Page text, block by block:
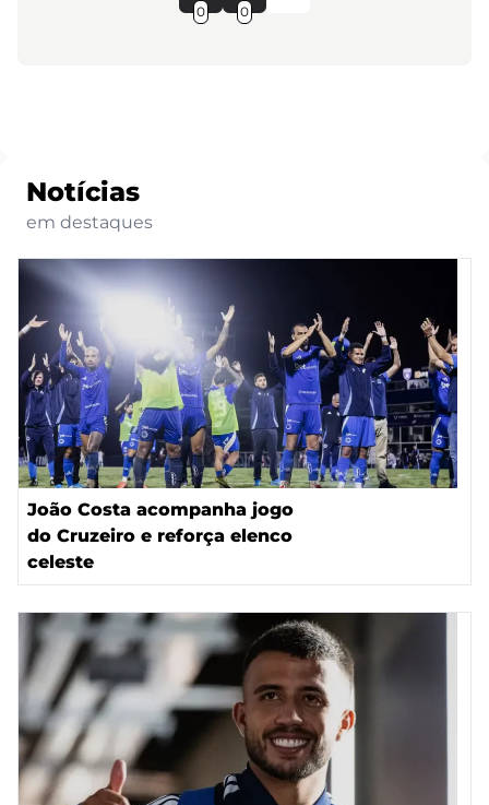
0 0
Notícias
em destaques
João Costa acompanha jogo
do Cruzeiro e reforça elenco
celeste